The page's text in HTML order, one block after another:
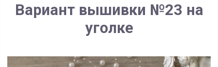
Вариант вышивки №23 на
уголке